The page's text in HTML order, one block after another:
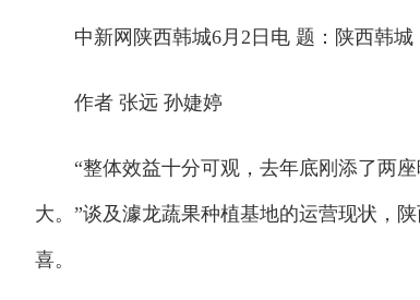
中新网陕西韩城6月2日电 题：陕西韩城
作者 张远 孙婕婷
“整体效益十分可观，去年底刚添了两座
大。”谈及澽龙蔬果种植基地的运营现状，
喜。